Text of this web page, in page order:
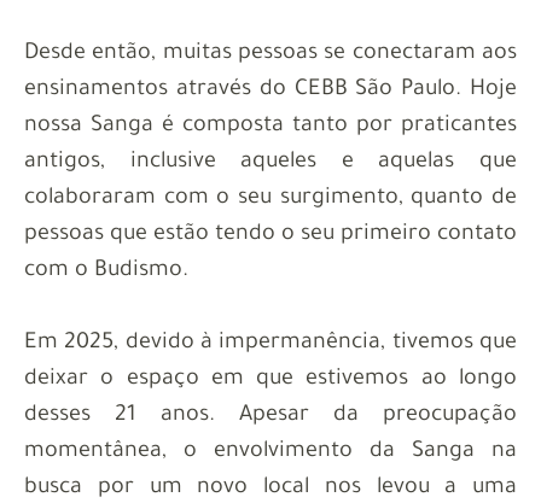
Desde então, muitas pessoas se conectaram aos
ensinamentos através do CEBB São Paulo. Hoje
nossa Sanga é composta tanto por praticantes
antigos, inclusive aqueles e aquelas que
colaboraram com o seu surgimento, quanto de
pessoas que estão tendo o seu primeiro contato
com o Budismo.
Em 2025, devido à impermanência, tivemos que
deixar o espaço em que estivemos ao longo
desses 21 anos. Apesar da preocupação
momentânea, o envolvimento da Sanga na
busca por um novo local nos levou a uma